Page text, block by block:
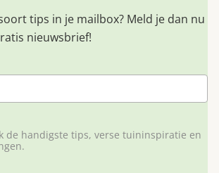
tips in je mailbox? Meld je dan nu
nieuwsbrief!
de handigste tips, verse tuininspiratie en